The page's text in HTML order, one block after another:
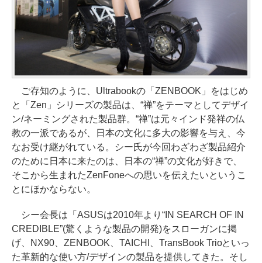
ご存知のように、Ultrabookの「ZENBOOK」をはじめ
と「Zen」シリーズの製品は、“禅”をテーマとしてデザイ
ン/ネーミングされた製品群。“禅”は元々インド発祥の仏
教の一派であるが、日本の文化に多大の影響を与え、今
なお受け継がれている。シー氏が今回わざわざ製品紹介
のために日本に来たのは、日本の“禅”の文化が好きで、
そこから生まれたZenFoneへの思いを伝えたいというこ
とにほかならない。
シー会長は「ASUSは2010年より“IN SEARCH OF IN
CREDIBLE”(驚くような製品の開発)をスローガンに掲
げ、NX90、ZENBOOK、TAICHI、TransBook Trioといっ
た革新的な使い方/デザインの製品を提供してきた。そし